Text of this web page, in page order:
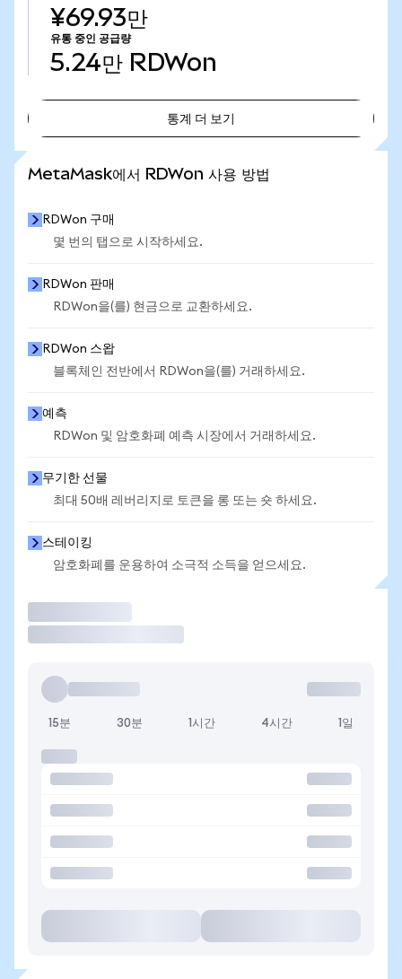
¥69.93만
유통 중인 공급량
5.24만 RDWon
통계 더 보기
MetaMask에서 RDWon 사용 방법
RDWon 구매
몇 번의 탭으로 시작하세요.
RDWon 판매
RDWon을(를) 현금으로 교환하세요.
RDWon 스왑
블록체인 전반에서 RDWon을(를) 거래하세요.
예측
RDWon 및 암호화폐 예측 시장에서 거래하세요.
무기한 선물
최대 50배 레버리지로 토큰을 롱 또는 숏 하세요.
스테이킹
암호화폐를 운용하여 소극적 소득을 얻으세요.
15분 30분 1시간 4시간 1일